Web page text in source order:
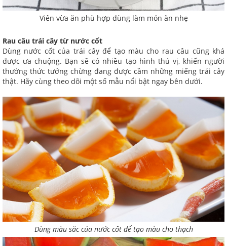
Viên vừa ăn phù hợp dùng làm món ăn nhẹ
Rau câu trái cây từ nước cốt
Dùng nước cốt của trái cây để tạo màu cho rau câu cũng khá
được ưa chuộng. Bạn sẽ có nhiều tạo hình thú vị, khiến người
thưởng thức tưởng chừng đang được cầm những miếng trái cây
thật. Hãy cùng theo dõi một số mẫu nổi bật ngay bên dưới.
Dùng màu sắc của nước cốt để tạo màu cho thạch